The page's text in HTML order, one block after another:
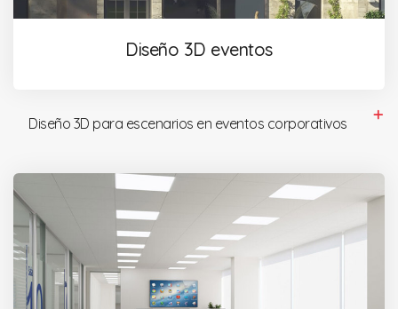
Diseño 3D eventos
Diseño 3D para escenarios en eventos corporativos